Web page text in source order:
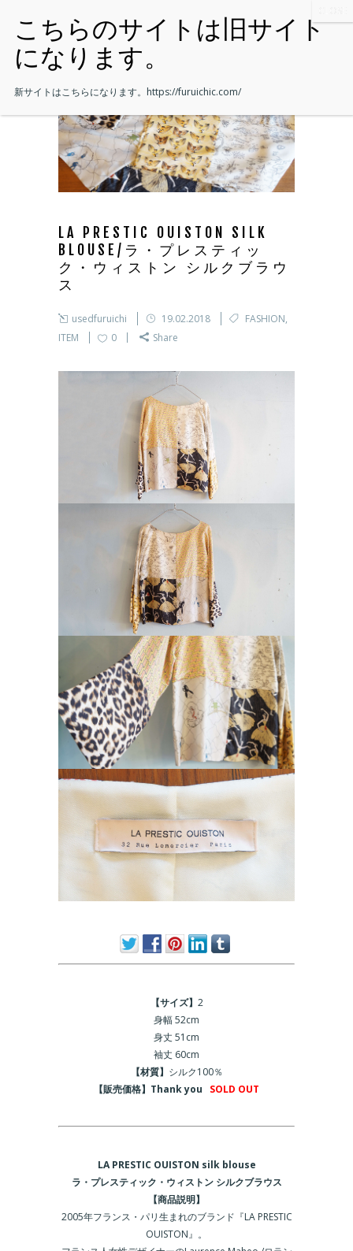
LA PRESTIC OUISTON SILK
BLOUSE/ラ・プレスティッ
ク・ウィストン シルクブラウ
ス
usedfuruichi 19.02.2018 FASHION,
ITEM
0 Share
【サイズ】 2
身幅 52cm
身丈 51cm
袖丈 60cm
【材質】 シルク100％
【販売価格】Thank you SOLD OUT
LA PRESTIC OUISTON silk blouse
ラ・プレスティック・ウィストン シルクブラウス
【商品説明】
2005年フランス・パリ生まれのブランド『LA PRESTIC
OUISTON』。
新サイトはこちらになります。 https://furuichic.com/